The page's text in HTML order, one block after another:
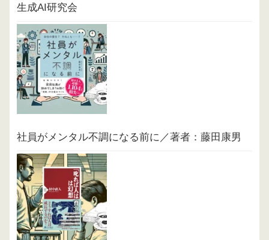
生成AI研究会
社員がメンタル不調になる前に／著者：藤田康男